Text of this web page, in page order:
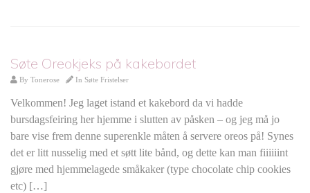
Søte Oreokjeks på kakebordet
By Tonerose In Søte Fristelser
Velkommen! Jeg laget istand et kakebord da vi hadde
bursdagsfeiring her hjemme i slutten av påsken – og jeg må jo
bare vise frem denne superenkle måten å servere oreos på! Synes
det er litt nusselig med et søtt lite bånd, og dette kan man fiiiiiint
gjøre med hjemmelagede småkaker (type chocolate chip cookies
etc) […]